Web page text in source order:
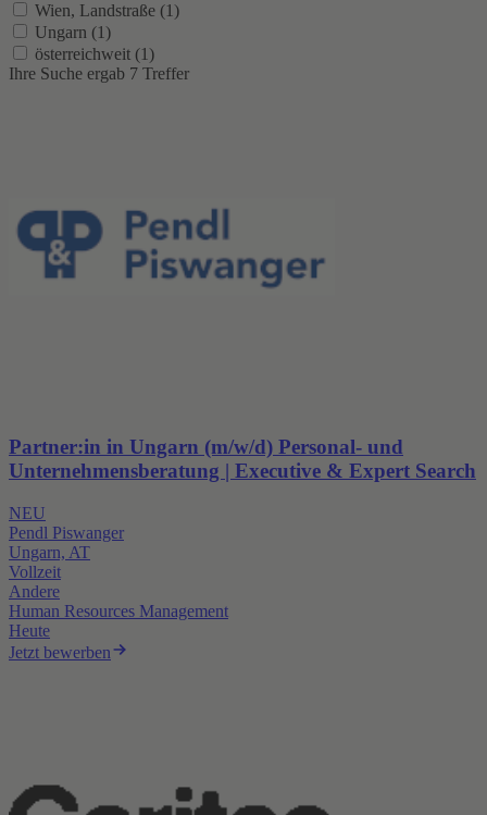
Wien, Landstraße (1)
Ungarn (1)
österreichweit (1)
Ihre Suche ergab 7 Treffer
Partner:in in Ungarn (m/w/d) Personal- und
Unternehmensberatung | Executive & Expert Search
NEU
Pendl Piswanger
Ungarn, AT
Vollzeit
Andere
Human Resources Management
Heute
Jetzt bewerben